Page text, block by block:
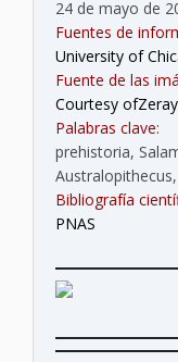
24 de mayo de
Fuentes de
University of
Fuente de las
Courtesy
Palabras clave:
prehistoria,
Bibliografía
PNAS